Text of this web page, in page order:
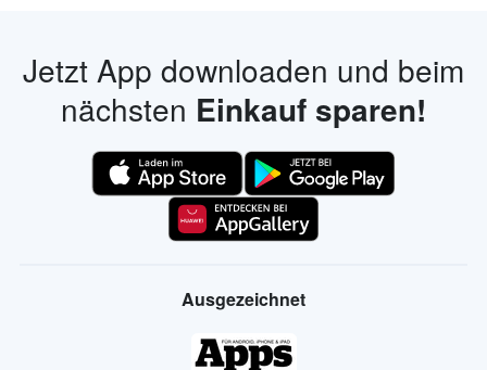
Jetzt App downloaden und beim
nächsten Einkauf sparen!
Ausgezeichnet